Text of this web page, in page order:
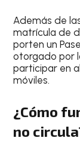
Además de
matrícula de
porten un
otorgado por
participar en
móviles.
¿Cómo
no